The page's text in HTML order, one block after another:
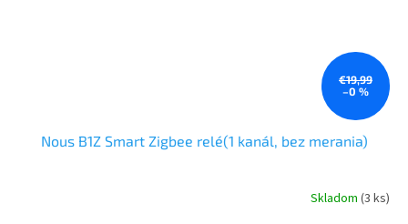
€19,99
–0 %
Nous B1Z Smart Zigbee relé(1 kanál, bez merania)
Skladom (3 ks)